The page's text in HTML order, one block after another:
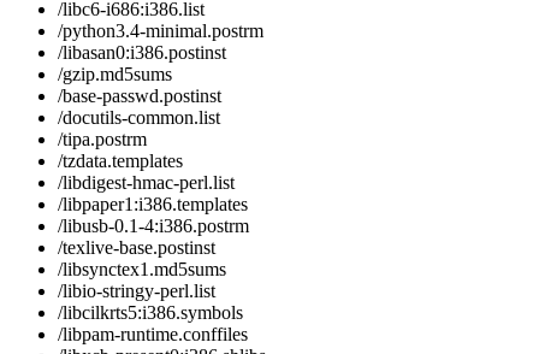
/libc6-i686:i386.list
/python3.4-minimal.postrm
/libasan0:i386.postinst
/gzip.md5sums
/base-passwd.postinst
/docutils-common.list
/tipa.postrm
/tzdata.templates
/libdigest-hmac-perl.list
/libpaper1:i386.templates
/libusb-0.1-4:i386.postrm
/texlive-base.postinst
/libsynctex1.md5sums
/libio-stringy-perl.list
/libcilkrts5:i386.symbols
/libpam-runtime.conffiles